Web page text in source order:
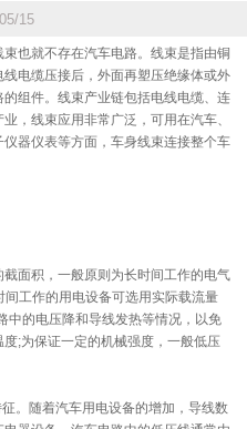
15
也就不存在汽车电路。线束是指由铜
电缆压接后，外面再塑压绝缘体或外
组件。线束产业链包括电线电缆、连
，线束应用非常广泛，可用在汽车、
器仪表等方面，车身线束连接整个车
面积，一般原则为长时间工作的电气
工作的用电设备可选用实际载流量
中的电压降和导线发热等情况，以免
;为保证一定的机械强度，一般低压
。随着汽车用电设备的增加，导线数